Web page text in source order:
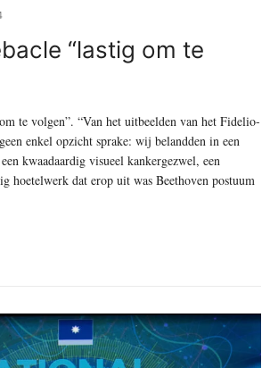
“lastig om te
te volgen”. “Van het uitbeelden van het Fidelio-
enkel opzicht sprake: wij belandden in een
kwaadaardig visueel kankergezwel, een
hoetelwerk dat erop uit was Beethoven postuum